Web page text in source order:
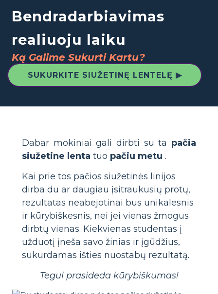
Bendradarbiavimas
realiuoju laiku
Ką Galime Sukurti Kartu?
SUKURKITE SIUŽETINĘ LENTELĘ ▶
Dabar mokiniai gali dirbti su ta pačia
siužetine lenta tuo pačiu metu .
Kai prie tos pačios siužetinės linijos
dirba du ar daugiau įsitraukusių protų,
rezultatas neabejotinai bus unikalesnis
ir kūrybiškesnis, nei jei vienas žmogus
dirbtų vienas. Kiekvienas studentas į
užduotį įneša savo žinias ir įgūdžius,
sukurdamas išties nuostabų rezultatą.
Tegul prasideda kūrybiškumas!